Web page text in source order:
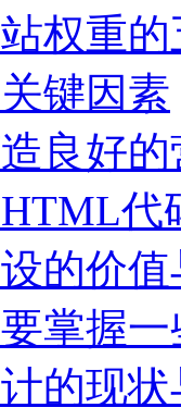
权重
键因素
良好
代
的价
掌握
的现